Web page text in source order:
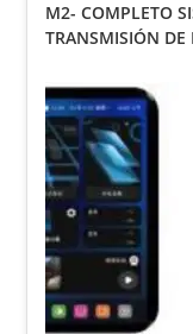
M2- COMPLETO
TRANSMISIÓN DE